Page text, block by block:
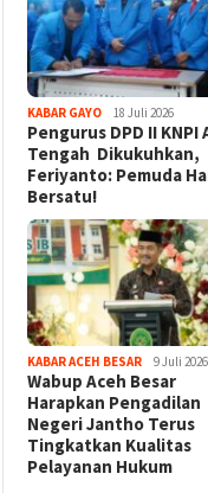
KABAR GAYO 18 Juli 2026
‎Pengurus DPD II KNPI
Tengah Dikukuhkan,
Feriyanto: Pemuda
Bersatu!
KABAR ACEH BESAR 9 Juli 2026
Wabup Aceh Besar
Harapkan Pengadilan
Negeri Jantho Terus
Tingkatkan Kualitas
Pelayanan Hukum